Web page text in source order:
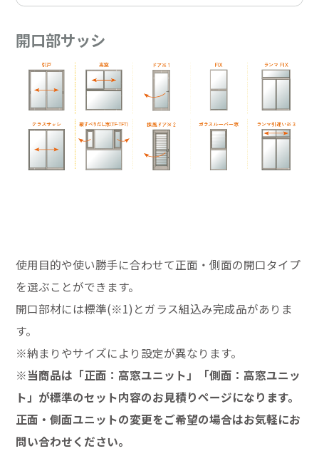
開口部サッシ
使用目的や使い勝手に合わせて正面・側面の開口タイプ
を選ぶことができます。
開口部材には標準(※1)とガラス組込み完成品がありま
す。
※納まりやサイズにより設定が異なります。
※当商品は「正面：高窓ユニット」「側面：高窓ユニッ
ト」が標準のセット内容のお見積りページになります。
正面・側面ユニットの変更をご希望の場合はお気軽にお
問い合わせください。